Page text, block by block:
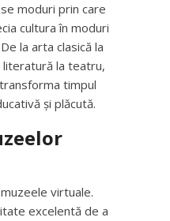
moduri prin care
cultura în moduri
la arta clasică la
literatură la teatru,
timpul
și plăcută.
virtuale.
excelentă de a